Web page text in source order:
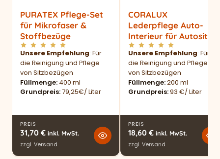
PURATEX Pflege-Set
für Mikrofaser &
Stoffbezüge
Unsere Empfehlung: Für
die Reinigung und Pflege
von Sitzbezügen
Füllmenge 400 ml
Grundpreis 79,25€/ Liter
PREIS
31,70 € inkl. MwSt.
zzgl.Versand
CORALUX
Lederpflege Auto-
Interieur für Autositze
Unsere Empfehlung: Für
die Reinigung und Pflege
von Sitzbezügen
Füllmenge 200 ml
Grundpreis 93 €/ Liter
PREIS
18,60 € inkl. MwSt.
zzgl.Versand